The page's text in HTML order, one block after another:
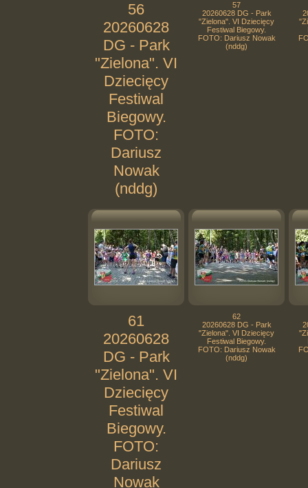
56
20260628
DG - Park
"Zielona". VI
Dziecięcy
Festiwal
Biegowy.
FOTO:
Dariusz
Nowak
(nddg)
57
20260628 DG - Park
"Zielona". VI Dziecięcy
Festiwal Biegowy.
FOTO: Dariusz Nowak
(nddg)
61
20260628
DG - Park
"Zielona". VI
Dziecięcy
Festiwal
Biegowy.
FOTO:
Dariusz
Nowak
62
20260628 DG - Park
"Zielona". VI Dziecięcy
Festiwal Biegowy.
FOTO: Dariusz Nowak
(nddg)